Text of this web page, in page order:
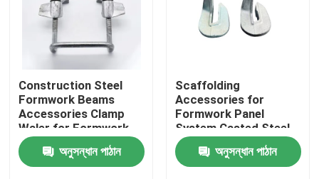
Construction Steel
Formwork Beams
Accessories Clamp
Waler for Formwork
Panel High Strength
Reusableঅনুসন্ধান পাঠান
Scaffolding
Accessories for
Formwork Panel
System Casted Steel
G Clip High Strength
Q235 Concrete
Construction
অনুসন্ধান পাঠান